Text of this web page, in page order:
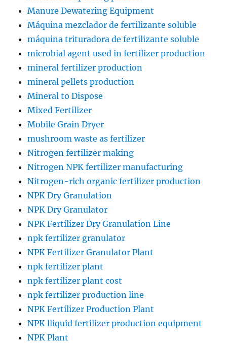
Manure Dewatering Equipment
Máquina mezclador de fertilizante soluble
máquina trituradora de fertilizante soluble
microbial agent used in fertilizer production
mineral fertilizer production
mineral pellets production
Mineral to Dispose
Mixed Fertilizer
Mobile Grain Dryer
mushroom waste as fertilizer
Nitrogen fertilizer making
Nitrogen NPK fertilizer manufacturing
Nitrogen-rich organic fertilizer production
NPK Dry Granulation
NPK Dry Granulator
NPK Fertilizer Dry Granulation Line
npk fertilizer granulator
NPK Fertilizer Granulator Plant
npk fertilizer plant
npk fertilizer plant cost
npk fertilizer production line
NPK Fertilizer Production Plant
NPK lliquid fertilizer production equipment
NPK Plant